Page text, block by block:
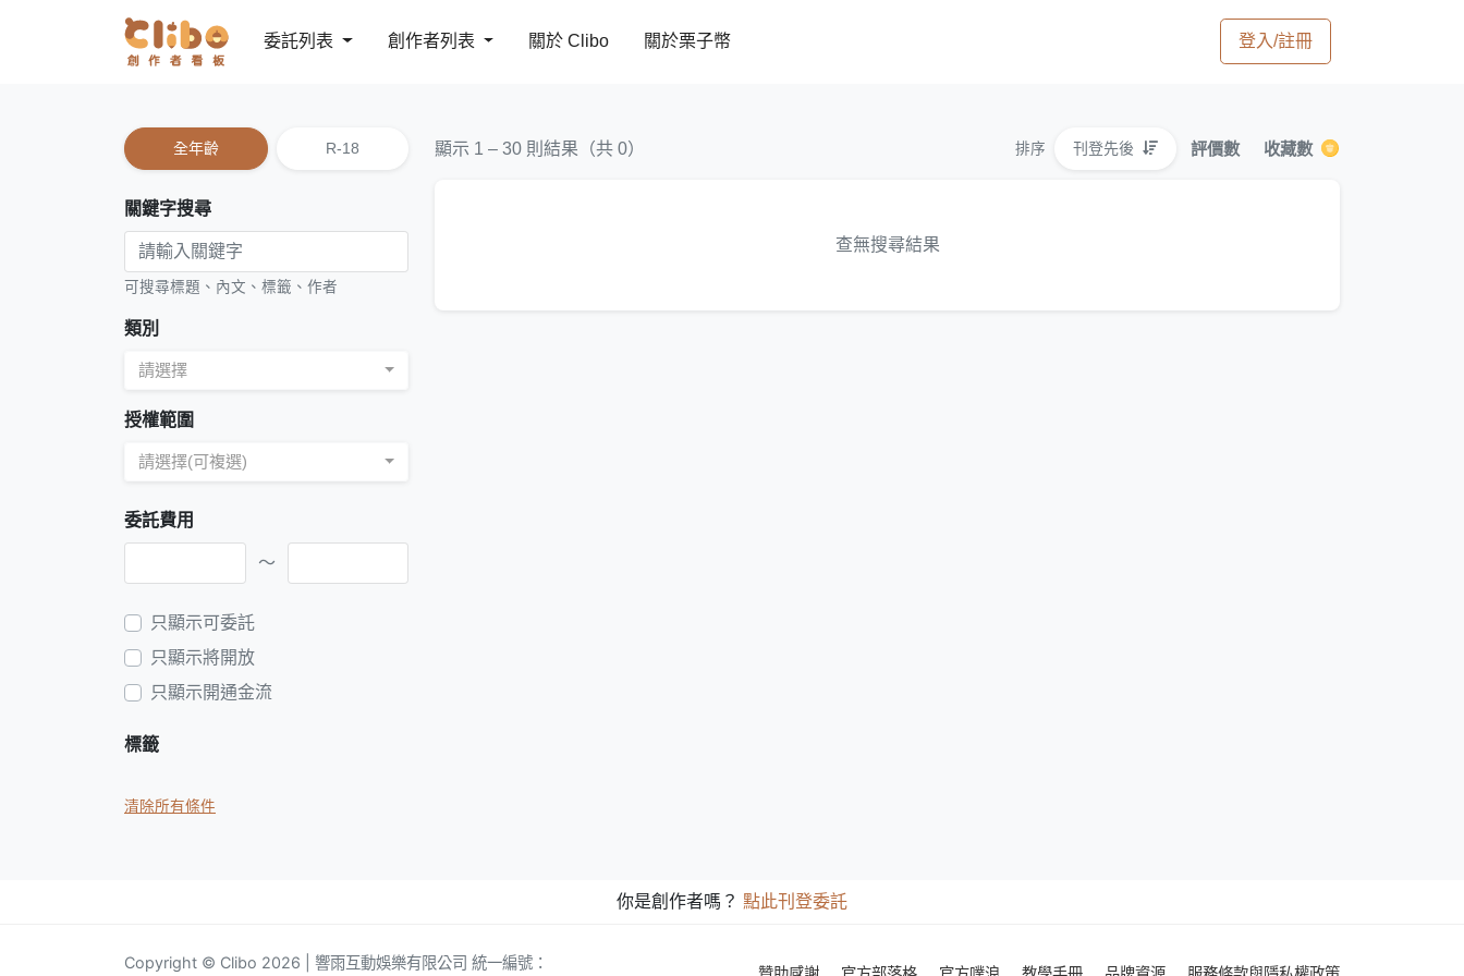
委託列表 創作者列表 關於 Clibo 關於栗子幣 登入/註冊
全年齡 R-18
關鍵字搜尋
可搜尋標題、內文、標籤、作者
類別
請選擇
授權範圍
請選擇(可複選)
委託費用
～
只顯示可委託
只顯示將開放
只顯示開通金流
標籤
清除所有條件
顯示 1 – 30 則結果（共 0） 排序 刊登先後 評價數 收藏數
查無搜尋結果
你是創作者嗎？ 點此刊登委託
Copyright © Clibo 2026 | 響雨互動娛樂有限公司 統一編號：